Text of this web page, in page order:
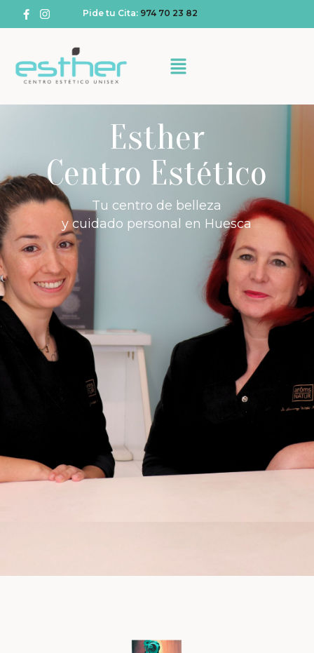
Pide tu Cita: 974 70 23 82
Esther
Centro Estético
Tu centro de belleza
y cuidado personal en Huesca